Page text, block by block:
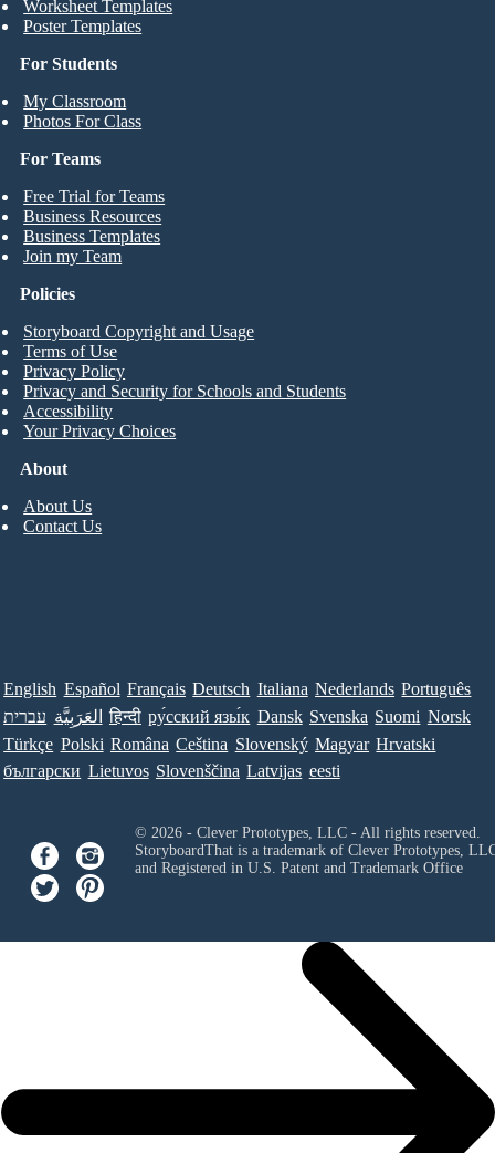
For Students
My Classroom
Photos For Class
Worksheet Templates
Poster Templates
For Teams
Free Trial for Teams
Business Resources
Business Templates
Join my Team
About
About Us
Contact Us
Policies
Storyboard Copyright and Usage
Terms of Use
Privacy Policy
Privacy and Security for Schools and Students
Accessibility
Your Privacy Choices
English Español Français Deutsch Italiana Nederlands Português
עברית العَرَبِيَّة हिन्दी ру́сский язы́к Dansk Svenska Suomi Norsk
Türkçe Polski Româna Ceština Slovenský Magyar Hrvatski
български Lietuvos Slovenščina Latvijas eesti
© 2026 - Clever Prototypes, LLC - All rights reserved.
StoryboardThat is a trademark of Clever Prototypes,
and Registered in U.S. Patent and Trademark Office